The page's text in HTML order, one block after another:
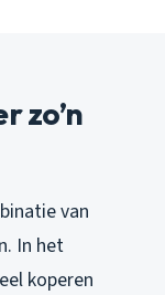
zo’n
van
In het
koperen